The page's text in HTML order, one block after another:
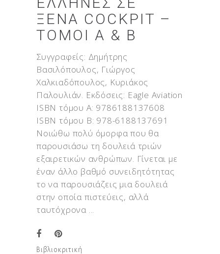
ΞΈΝΑ COCKPIT –
ΤΌΜΟΙ Α & Β
Συγγραφείς: Δημήτρης
Βασιλόπουλος, Γιώργος
Χαλκιαδόπουλος, Κυριάκος
Παλουλιάν. Εκδόσεις: Eagle Aviation
ISBN τόμου Α: 9786188137608
ISBN τόμου Β: 978-6188137691
Νοιώθω πολύ όμορφα που θα
παρουσιάσω τη δουλειά τριών
εξαιρετικών ανθρώπων. Γίνεται με
έναν άλλο βαθμό συνειδητότητας
το να παρουσιάζεις μια δουλειά
στην οποία πιστεύεις, αλλά
ταυτόχρονα
Βιβλιοκριτική